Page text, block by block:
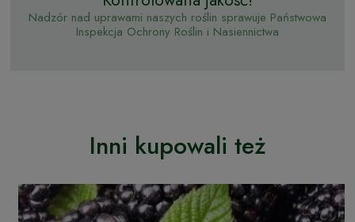
Nadzór nad uprawami naszych roślin sprawuje Państwowa
Inspekcja Ochrony Roślin i Nasiennictwa
Inni kupowali też